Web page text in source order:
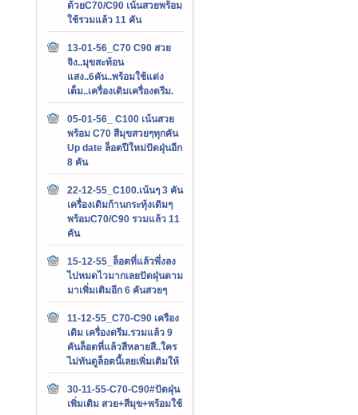
ด้วยC70/C90 เน้นสวยพร้อม
ใช้รวมแล้ว 11 คัน
13-01-56_C70 C90 สวย
จิง..มุขสะท้อน
แสง..6คัน..พร้อมใช้แต่ง
เต็ม..เครื่องเดิมเครื่องดรีม.
05-01-56_ C100 เน้นสวย
พร้อม C70 สีมุขสวยๆทุกคัน
Up date ล็อตปีใหม่ปัดฝุ่นอีก
8 คัน
22-12-55_C100.เน้นๆ 3 คัน
เครื่องเดิมก้านกระทุ้งเดิมๆ
พร้อมC70/C90 รวมแล้ว 11
คัน
15-12-55_ล็อตที่แล้วพึ่งลง
ไปหมดไวมากเลยปัดฝุ่นตาม
มาเพิ่มเติมอีก 6 คันสวยๆ
11-12-55_C70-C90 เครือง
เดิม เครื่องดรีม.รวมแล้ว 9
คันล็อตที่แล้วสีหลายสี..ใคร
ไม่ทันดูล็อตนี้เลยเพิ่มเติมให้
30-11-55-C70-C90#ปัดฝุ่น
เพิ่มเติม สวย+สีมุข+พร้อมใช้